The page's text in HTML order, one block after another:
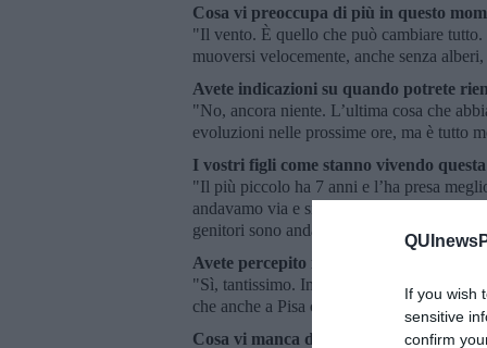
If you wish
sensitive
confirm
Cosa vi preoccupa di più in questo
"Il vento. È quello che può cambiare
muoversi velocemente, anche senza
Avete indicazioni su quando potrete
"No, ancora niente. L’ultima cosa che
evoluzioni nelle prossime ore, ma è tutto
I vostri figli come stanno vivendo
"Il più piccolo ha 7 anni e l’ha presa
andavamo via e si è spaventata, piangeva
genitori sono andati a prendere i figli in
Avete percepito il fumo anche lontano
"Sì, tantissimo. In certi punti non si
che anche a Pisa città si percepiva l’odore".
Cosa vi manca di più in questo